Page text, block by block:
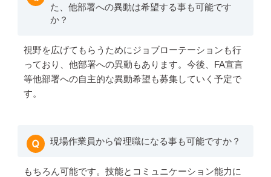
た、他部署への異動は希望する事も可能です
か？
視野を広げてもらうためにジョブローテーションも行
っており、他部署への異動もあります。今後、FA宣言
等他部署への自主的な異動希望も募集していく予定で
す。
現場作業員から管理職になる事も可能ですか？
もちろん可能です。技能とコミュニケーション能力に